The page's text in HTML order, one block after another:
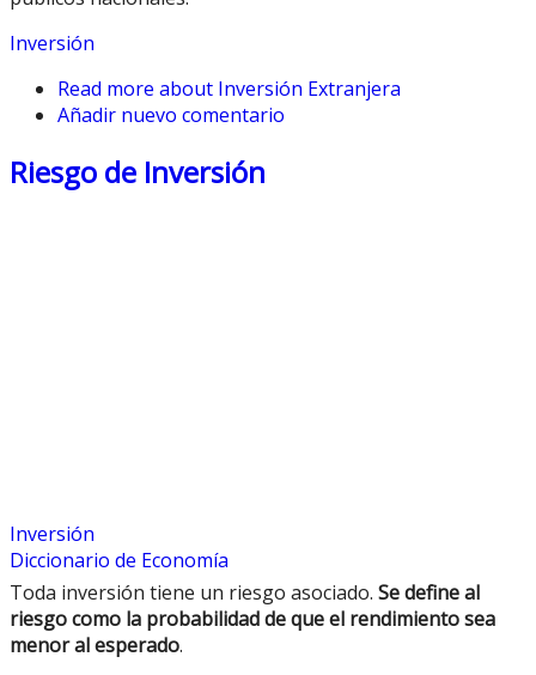
Inversión
Read more about Inversión Extranjera
Añadir nuevo comentario
Riesgo de Inversión
Inversión
Diccionario de Economía
Toda inversión tiene un riesgo asociado. Se define al
riesgo como la probabilidad de que el rendimiento sea
menor al esperado.